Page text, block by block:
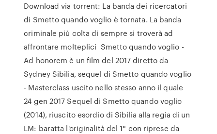
Download via torrent: La banda dei ricercatori
di Smetto quando voglio è tornata. La banda
criminale più colta di sempre si troverà ad
affrontare molteplici Smetto quando voglio -
Ad honorem è un film del 2017 diretto da
Sydney Sibilia, sequel di Smetto quando voglio
- Masterclass uscito nello stesso anno il quale
24 gen 2017 Sequel di Smetto quando voglio
(2014), riuscito esordio di Sibilia alla regia di un
LM: baratta l'originalità del 1° con riprese da